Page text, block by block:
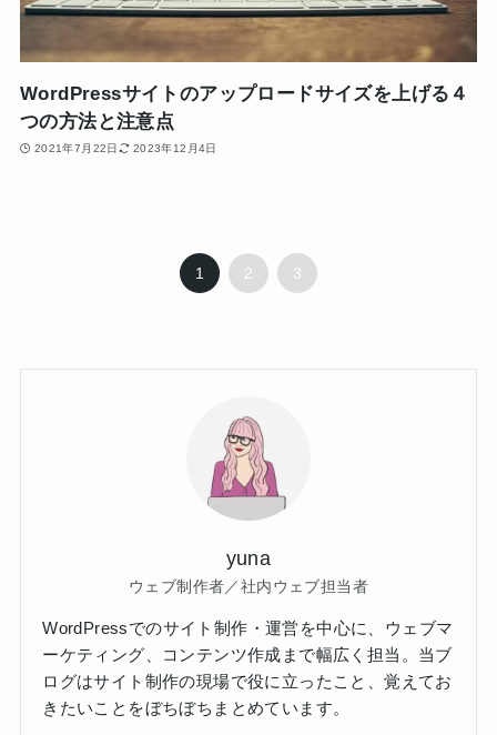
WordPressサイトのアップロードサイズを上げる４
つの方法と注意点
2021年7月22日 2023年12月4日
1 2 3
yuna
ウェブ制作者／社内ウェブ担当者
WordPressでのサイト制作・運営を中心に、ウェブマ
ーケティング、コンテンツ作成まで幅広く担当。当ブ
ログはサイト制作の現場で役に立ったこと、覚えてお
きたいことをぼちぼちまとめています。